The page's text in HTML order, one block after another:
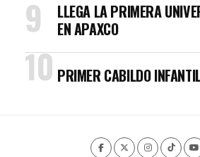
LLEGA LA PRIMERA
EN APAXCO
PRIMER CABILDO